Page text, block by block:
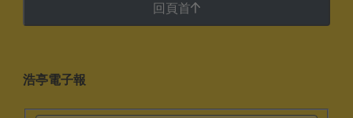
回頁首
浩亭電子報